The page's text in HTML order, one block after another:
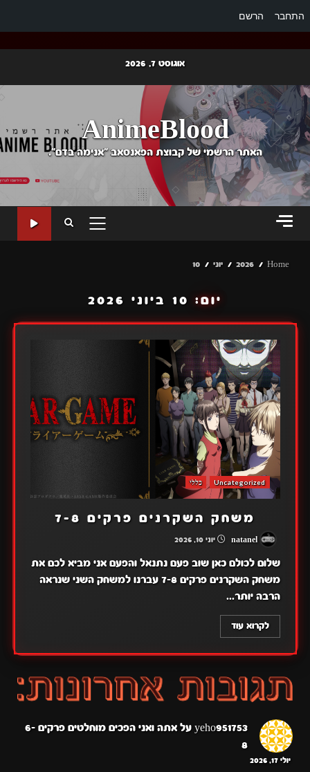
התחבר הרשם
content
אוגוסט 7, 2026
AnimeBlood
האתר הרשמי של קבוצת הפאנסאב "אנימה בדם".
PRIMARY
Home
2026 יוני 10
יום: 10 ביוני 2026
Uncategorized כללי
משחק השקרנים פרקים 7-8
יוני 10, 2026
שלום לכולם כאן שוב פעם נתנאל והפעם אני מביא לכם את
משחק השקרנים פרקים 7-8 עברנו למשחק השני שנראה
הרבה יותר...
לקרוא עוד
yeho951753 על
אתה ואני הפכים מוחלטים פרקים 6-
8
יולי 17, 2026